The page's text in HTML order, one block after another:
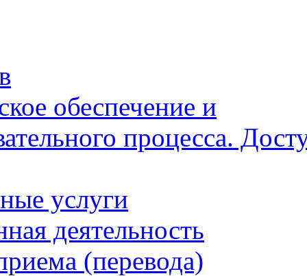
обеспечение и
процесса.
услуги
деятельность
(перевода)